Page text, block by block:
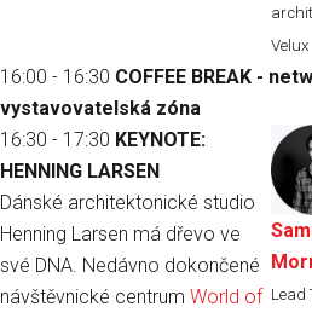
Velux
16:00 - 16:30 COFFEE BREAK -
vystavovatelská zóna
16:30 - 17:30 KEYNOTE:
HENNING LARSEN
Dánské architektonické studio
Henning Larsen má dřevo ve
své DNA. Nedávno dokončené
návštěvnické centrum World of Lead